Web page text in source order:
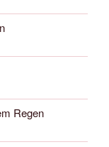
Regen